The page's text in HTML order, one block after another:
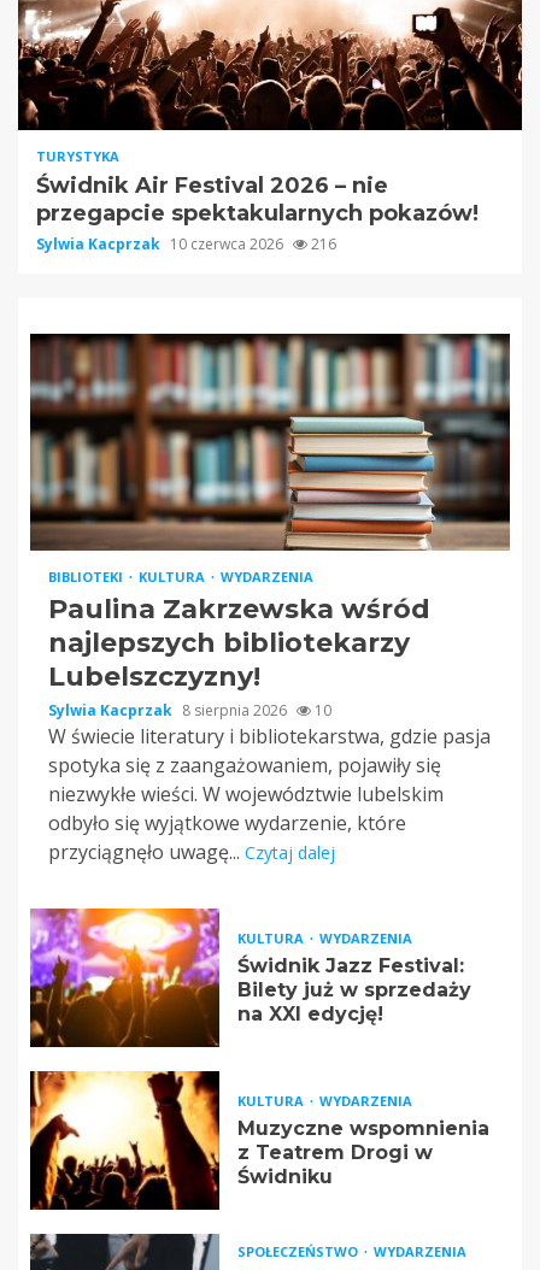
TURYSTYKA
Świdnik Air Festival 2026 – nie
przegapcie spektakularnych pokazów!
Sylwia Kacprzak 10 czerwca 2026 216
BIBLIOTEKI KULTURA WYDARZENIA
Paulina Zakrzewska wśród
najlepszych bibliotekarzy
Lubelszczyzny!
Sylwia Kacprzak 8 sierpnia 2026 10
W świecie literatury i bibliotekarstwa, gdzie pasja
spotyka się z zaangażowaniem, pojawiły się
niezwykłe wieści. W województwie lubelskim
odbyło się wyjątkowe wydarzenie, które
przyciągnęło uwagę... Czytaj dalej
KULTURA WYDARZENIA
Świdnik Jazz Festival:
Bilety już w sprzedaży
na XXI edycję!
KULTURA WYDARZENIA
Muzyczne wspomnienia
z Teatrem Drogi w
Świdniku
SPOŁECZEŃSTWO WYDARZENIA